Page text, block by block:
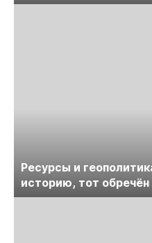
Ресурсы и
историю, тот